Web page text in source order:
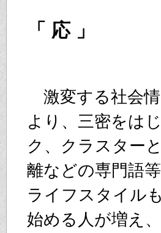
「 応 」
激変する社会
より、三密をは
ク、クラスター
離などの専門語
ライフスタイル
始める人が増え